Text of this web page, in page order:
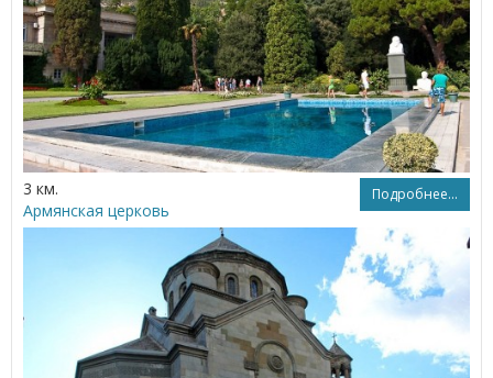
3 км. Подробнее...
Армянская церковь